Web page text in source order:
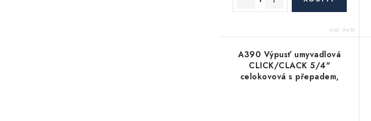
Kód: A434
A390 Výpusť umyvadlová
CLICK/CLACK 5/4"
celokovová s přepadem,